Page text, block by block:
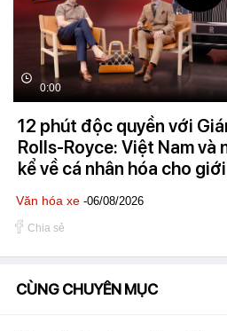
0:00
12 phút độc quyền với
Rolls-Royce: Việt Nam và
kể về cá nhân hóa cho
Văn hóa xe -06/08/2026
Chia sẻ
CÙNG CHUYÊN MỤC